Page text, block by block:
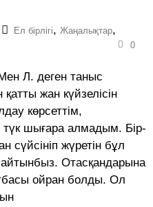
Ел бірлігі, Жаңалықтар,
0
Л. деген таныс
жан күйзелісін
көрсеттім,
түк шығара алмадым. Бір-
сүйсініп жүретін бұл
Отасқандарына
ойран болды. Ол